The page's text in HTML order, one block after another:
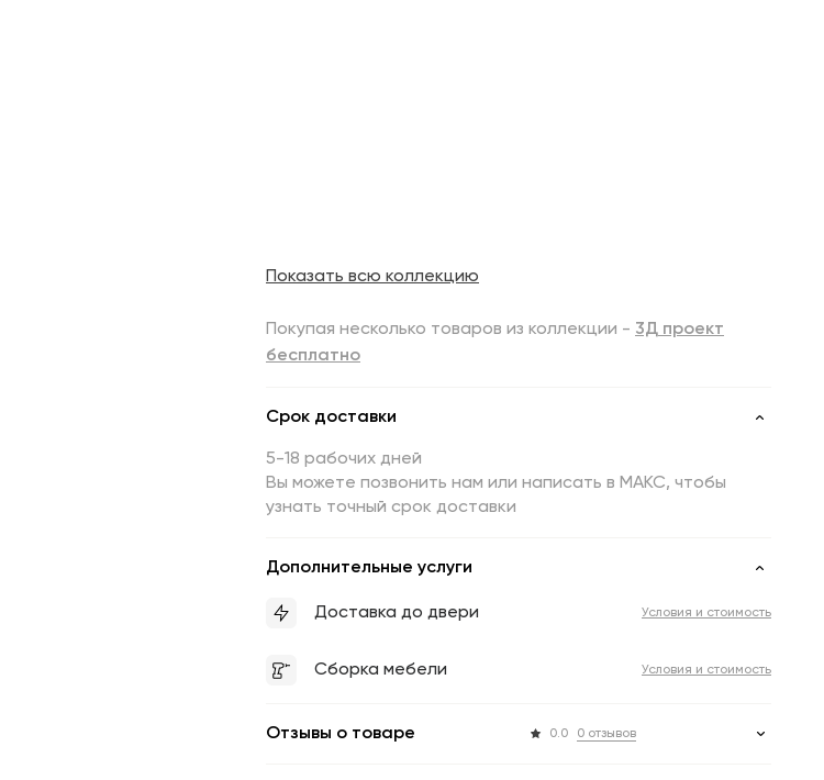
Показать всю коллекцию
Покупая несколько товаров из коллекции - 3Д проект
бесплатно
Срок доставки
5-18 рабочих дней
Вы можете позвонить нам или написать в МАКС, чтобы
узнать точный срок доставки
Дополнительные услуги
Доставка до двери Условия и стоимость
Сборка мебели Условия и стоимость
Отзывы о товаре 0.0 0 отзывов